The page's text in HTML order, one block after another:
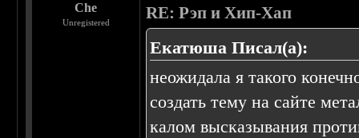
Che
Unregistered
RE: Рэп и Хип-Хап
Екатюша Писал(а):
неожидала я такого
создать тему на сайте
калом высказывания